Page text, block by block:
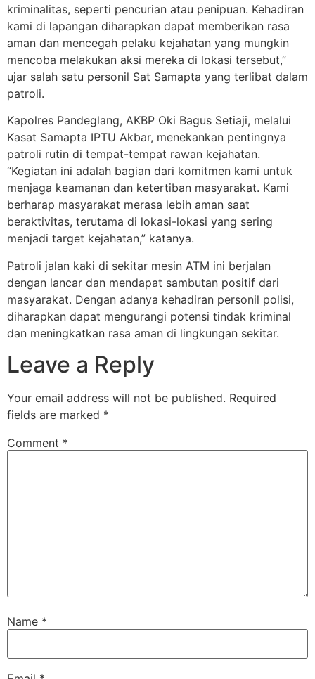
kriminalitas, seperti pencurian atau penipuan. Kehadiran
kami di lapangan diharapkan dapat memberikan rasa
aman dan mencegah pelaku kejahatan yang mungkin
mencoba melakukan aksi mereka di lokasi tersebut,”
ujar salah satu personil Sat Samapta yang terlibat dalam
patroli.
Kapolres Pandeglang, AKBP Oki Bagus Setiaji, melalui
Kasat Samapta IPTU Akbar, menekankan pentingnya
patroli rutin di tempat-tempat rawan kejahatan.
“Kegiatan ini adalah bagian dari komitmen kami untuk
menjaga keamanan dan ketertiban masyarakat. Kami
berharap masyarakat merasa lebih aman saat
beraktivitas, terutama di lokasi-lokasi yang sering
menjadi target kejahatan,” katanya.
Patroli jalan kaki di sekitar mesin ATM ini berjalan
dengan lancar dan mendapat sambutan positif dari
masyarakat. Dengan adanya kehadiran personil polisi,
diharapkan dapat mengurangi potensi tindak kriminal
dan meningkatkan rasa aman di lingkungan sekitar.
Leave a Reply
Your email address will not be published. Required
fields are marked *
Comment *
Name *